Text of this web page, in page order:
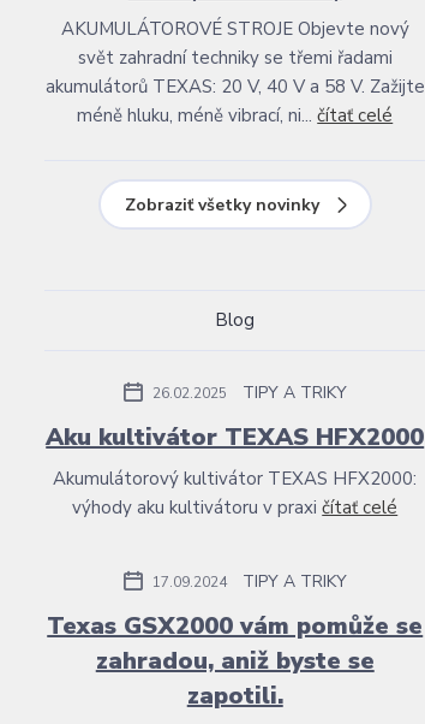
AKUMULÁTOROVÉ STROJE Objevte nový
svět zahradní techniky se třemi řadami
akumulátorů TEXAS: 20 V, 40 V a 58 V. Zažijte
méně hluku, méně vibrací, ni...čítať celé
Zobraziť všetky novinky
Blog
26.02.2025 TIPY A TRIKY
Aku kultivátor TEXAS HFX2000
Akumulátorový kultivátor TEXAS HFX2000:
výhody aku kultivátoru v praxičítať celé
17.09.2024 TIPY A TRIKY
Texas GSX2000 vám pomůže se
zahradou, aniž byste se
zapotili.